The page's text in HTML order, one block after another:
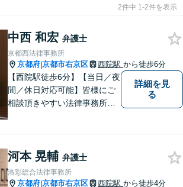
2件中 1-2件を表示
中西 和宏 弁護士
京都西法律事務所
京都府|京都市右京区 西院駅 から徒歩6分
【西院駅徒歩6分】【当日／夜
間／休日対応可能】皆様にご
相談頂きやすい法律事務所を
応可能。【法テラス利用可】
ご相談者様に寄り添って対
応。お悩みの方はお気軽にご
詳細を見
る
河本 晃輔 弁護士
洛彩総合法律事務所
京都府|京都市右京区 西院駅 から徒歩4分